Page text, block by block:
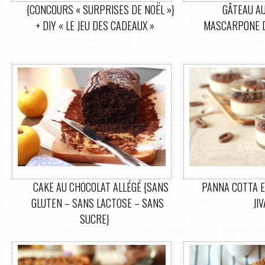
{CONCOURS « SURPRISES DE NOËL »}
+ DIY « LE JEU DES CADEAUX »
GÂTEAU
MASCARPONE
CAKE AU CHOCOLAT ALLÉGÉ {SANS
GLUTEN – SANS LACTOSE – SANS
SUCRE}
PANNA COTTA